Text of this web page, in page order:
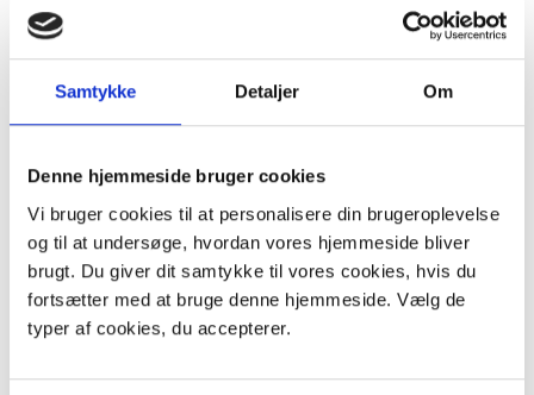
Samtykke Detaljer Om
Denne hjemmeside bruger cookies
Vi bruger cookies til at personalisere din brugeroplevelse
og til at undersøge, hvordan vores hjemmeside bliver
brugt. Du giver dit samtykke til vores cookies, hvis du
fortsætter med at bruge denne hjemmeside. Vælg de
typer af cookies, du accepterer.
ANDRE KØBTE OGSÅ
-21%